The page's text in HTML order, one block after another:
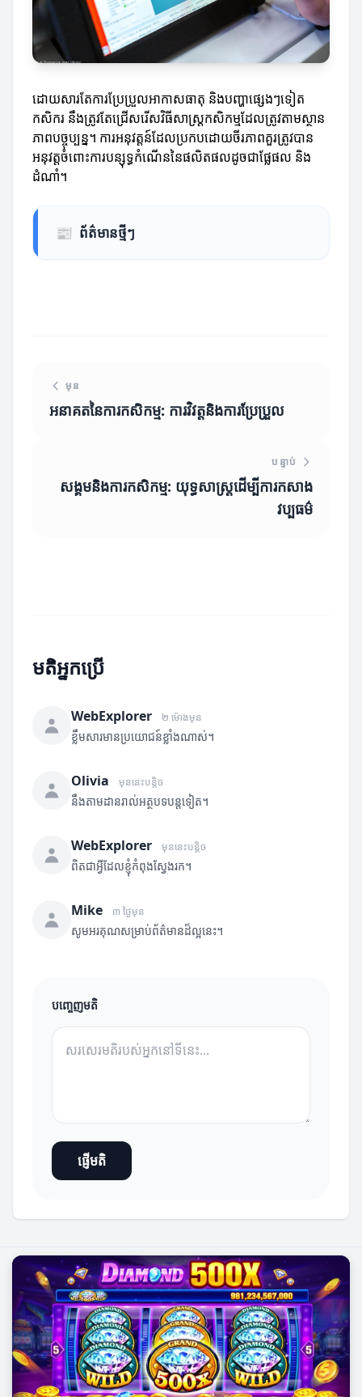
ដោយសារតែការប្រែប្រួលអាកាសធាតុ និងបញ្ហាផ្សេងៗទៀត
កសិករ នឹងត្រូវតែជ្រើសរើសវិធីសាស្ត្រកសិកម្មដែលត្រូវតាមស្ថាន
ភាពបច្ចុប្បន្ន។ ការអនុវត្តន៍ដែលប្រកបដោយចីរភាពគួរត្រូវបាន
អនុវត្តចំពោះការបន្សុទ្ធកំណើននៃផលិតផលដូចជាផ្លែផល និង
ដំណាំ។
📰 ព័ត៌មានថ្មីៗ
មុន
អនាគតនៃការកសិកម្ម: ការវិវត្តនិងការប្រែប្រួល
បន្ទាប់
សង្គមនិងការកសិកម្ម: យុទ្ធសាស្ត្រដើម្បីការកសាង
វប្បធម៌
មតិអ្នកប្រើ
WebExplorer ២ ម៉ោងមុន
ខ្លឹមសារមានប្រយោជន៍ខ្លាំងណាស់។
Olivia មុននេះបន្តិច
នឹងតាមដានរាល់អត្ថបទបន្តទៀត។
WebExplorer មុននេះបន្តិច
ពិតជាអ្វីដែលខ្ញុំកំពុងស្វែងរក។
Mike ៣ ថ្ងៃមុន
សូមអរគុណសម្រាប់ព័ត៌មានដ៏ល្អនេះ។
បញ្ចេញមតិ
ផ្ញើមតិ